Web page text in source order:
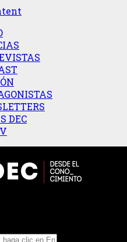
DEC